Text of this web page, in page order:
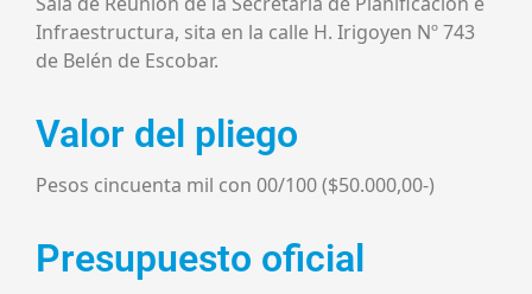
Infraestructura, sita en la calle H. Irigoyen Nº 743
de Belén de Escobar.
Valor del pliego
Pesos cincuenta mil con 00/100 ($50.000,00-)
Presupuesto oficial